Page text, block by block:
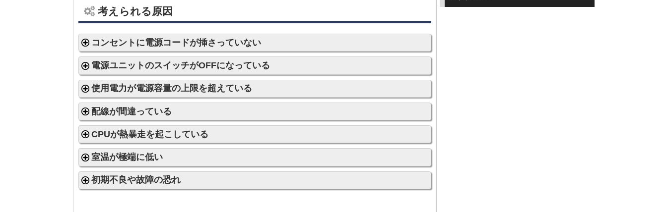
考えられる原因
コンセントに電源コードが挿さっていない
電源ユニットのスイッチがOFFになっている
使用電力が電源容量の上限を超えている
配線が間違っている
CPUが熱暴走を起こしている
室温が極端に低い
初期不良や故障の恐れ